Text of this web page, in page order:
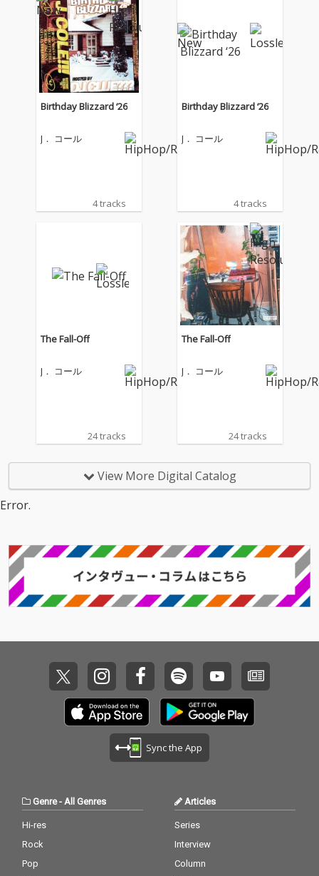
Birthday Blizzard ‘26
J． コール
4 tracks
Birthday Blizzard ‘26
J． コール
4 tracks
The Fall-Off
J． コール
24 tracks
The Fall-Off
J． コール
24 tracks
View More Digital Catalog
Error.
Sync the App
Genre- All Genres
Hi-res
Rock
Pop
Articles
Series
Interview
Column